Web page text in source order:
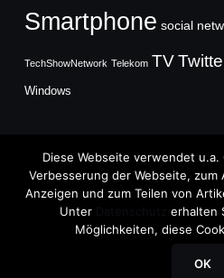
Smartphone social
TechShowNetwork Telekom TV
Windows
Copyright © 2026
TechFieber Blog
Diese Webseite verwendet
Verbesserung der Webseite,
Anzeigen und zum Teilen von
Unter
erhalten
Möglichkeiten, diese
OK